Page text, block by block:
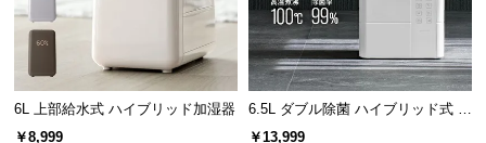
サ
6L 上部給水式 ハイブリッド加湿器
￥8,999
6.5L ダブル除菌 ハイブリッド式 U
Vライト+ヒーター除菌機能付き
￥13,999